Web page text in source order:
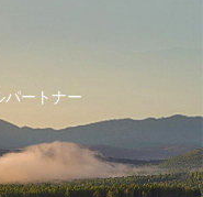
パートナー